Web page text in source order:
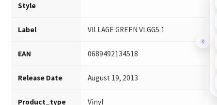
Style
Label VILLAGE GREEN VLGG5.1
EAN 0689492134518
Release Date August 19, 2013
Product_type Vinyl